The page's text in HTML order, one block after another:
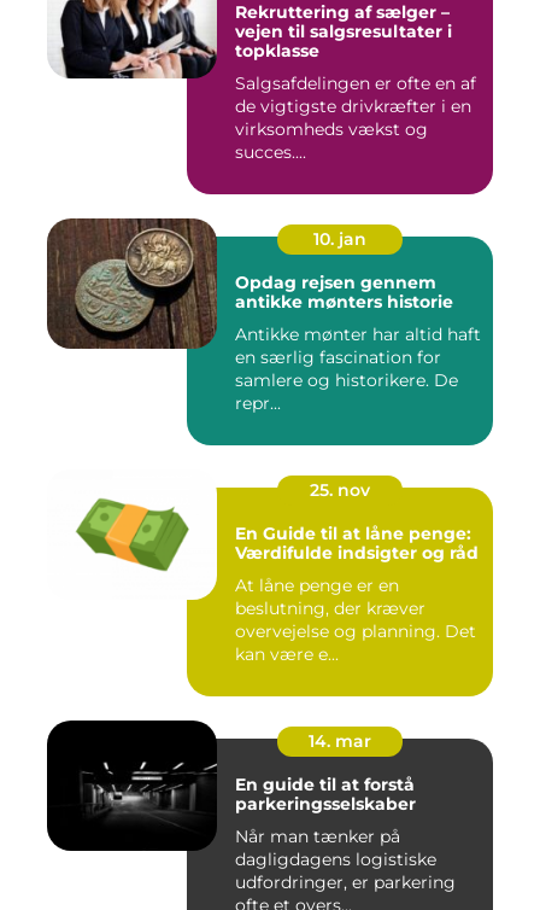
Rekruttering af sælger –
vejen til salgsresultater i
topklasse
Salgsafdelingen er ofte en af
de vigtigste drivkræfter i en
virksomheds vækst og
succes....
10. jan
Opdag rejsen gennem
antikke mønters historie
Antikke mønter har altid haft
en særlig fascination for
samlere og historikere. De
repr...
25. nov
En Guide til at låne penge:
Værdifulde indsigter og råd
At låne penge er en
beslutning, der kræver
overvejelse og planning. Det
kan være e...
14. mar
En guide til at forstå
parkeringsselskaber
Når man tænker på
dagligdagens logistiske
udfordringer, er parkering
ofte et overs...